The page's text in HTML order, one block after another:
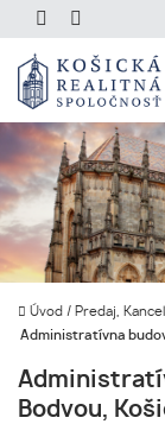
Úvod / Predaj,
Administratívna
Bodvou,